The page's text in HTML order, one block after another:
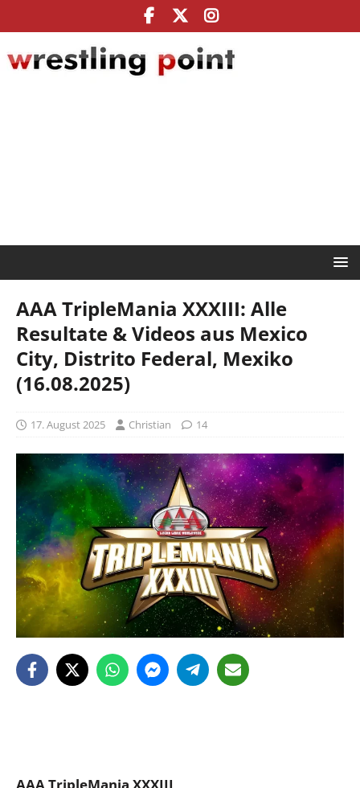
AAA TripleMania XXXIII: Alle
Resultate & Videos aus Mexico
City, Distrito Federal, Mexiko
(16.08.2025)
17. August 2025 Christian 14
AAA TripleMania XXXIII